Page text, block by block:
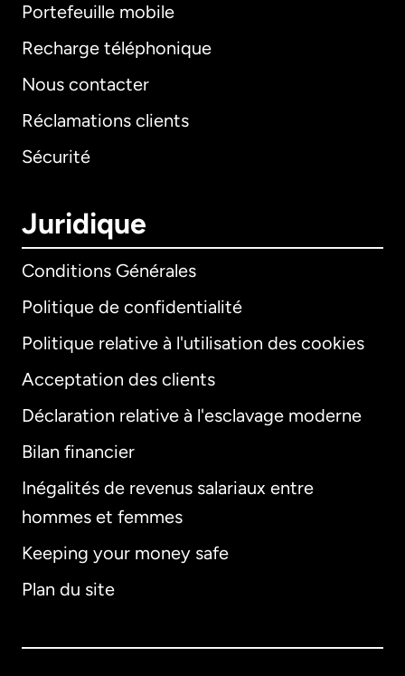
Portefeuille mobile
Recharge téléphonique
Nous contacter
Réclamations clients
Sécurité
Juridique
Conditions Générales
Politique de confidentialité
Politique relative à l'utilisation des cookies
Acceptation des clients
Déclaration relative à l'esclavage moderne
Bilan financier
Inégalités de revenus salariaux entre
hommes et femmes
Keeping your money safe
Plan du site
International
Allemagne